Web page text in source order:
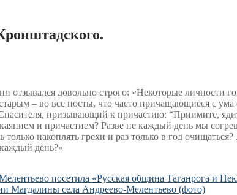
отзывался довольно строго: «Некоторые личности
– во все посты, что часто причащающиеся с
Спасителя, призывающий к причастию: “Приимите,
и причастием? Разве не каждый день мы
накоплять грехи и раз только в год
день?»
посетила «Русская община Таганрога и
Магдалины села Андреево-Мелентьево (фото)